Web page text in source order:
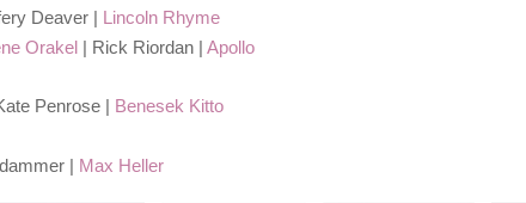
Deaver | Lincoln Rhyme
Orakel | Rick Riordan | Apollo
Penrose |
Benesek Kitto
| Max Heller